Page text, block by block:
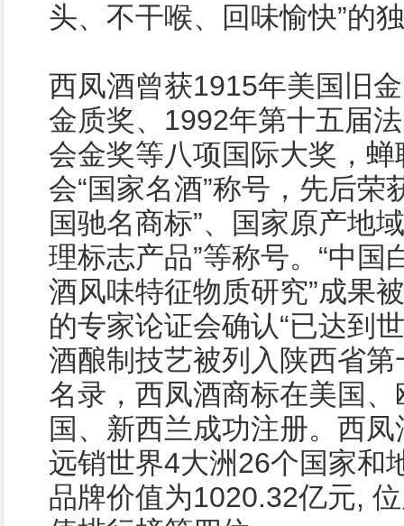
头、不干喉、回味愉快”的
西凤酒曾获1915年美国旧
金质奖、1992年第十五届
会金奖等八项国际大奖，
会“国家名酒”称号，先后荣
国驰名商标”、国家原产地
理标志产品”等称号。“中
酒风味特征物质研究”成果
的专家论证会确认“已达到
酒酿制技艺被列入陕西省
名录，西凤酒商标在美国
国、新西兰成功注册。西
远销世界4大洲26个国家和
品牌价值为1020.32亿元,